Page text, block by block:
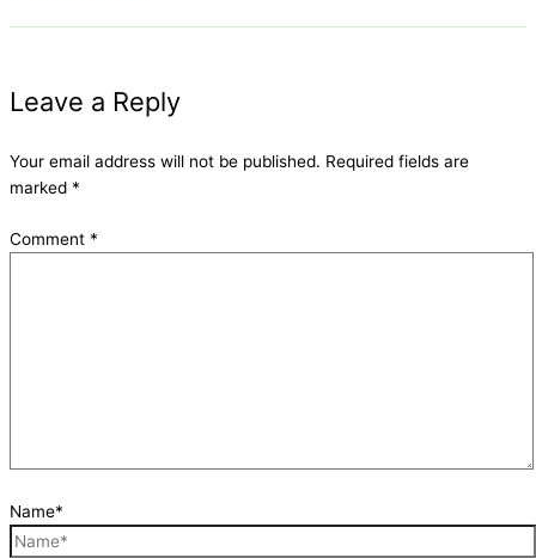
Leave a Reply
Your email address will not be published. Required fields are
marked *
Comment *
Name*